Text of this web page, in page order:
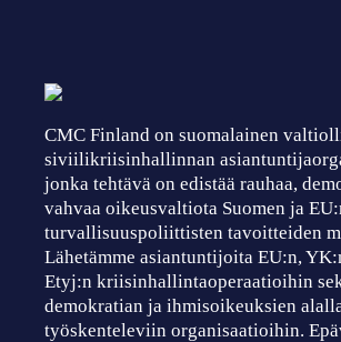
CMC Finland on suomalainen
siviilikriisinhallinnan
jonka tehtävä on edistää rauhaa,
vahvaa oikeusvaltiota Suomen ja
turvallisuuspoliittisten tavoitteiden
Lähetämme asiantuntijoita EU:n,
Etyj:n kriisinhallintaoperaatioihin
demokratian ja ihmisoikeuksien
työskenteleviin organisaatioihin.